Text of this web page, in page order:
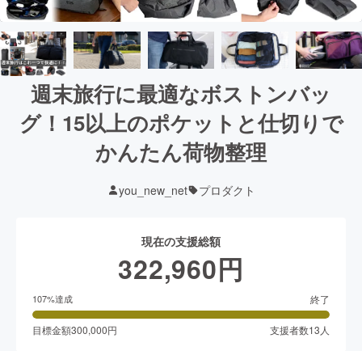
週末旅行に最適なボストンバッ
グ！15以上のポケットと仕切りで
かんたん荷物整理
you_new_net プロダクト
現在の支援総額
322,960円
107%達成 終了
目標金額300,000円 支援者数13 人